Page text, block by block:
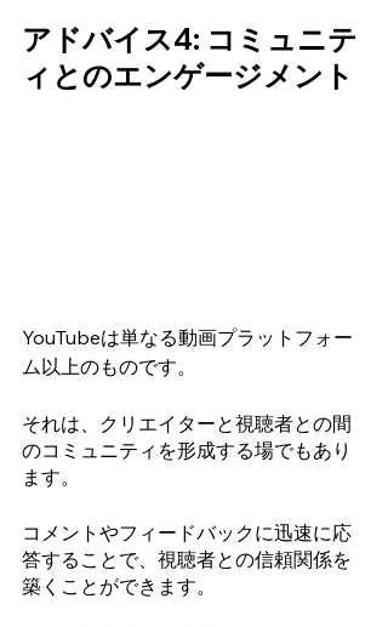
アドバイス4: コミュニテ
ィとのエンゲージメント
YouTubeは単なる動画プラットフォー
ム以上のものです。
それは、クリエイターと視聴者との間
のコミュニティを形成する場でもあり
ます。
コメントやフィードバックに迅速に応
答することで、視聴者との信頼関係を
築くことができます。